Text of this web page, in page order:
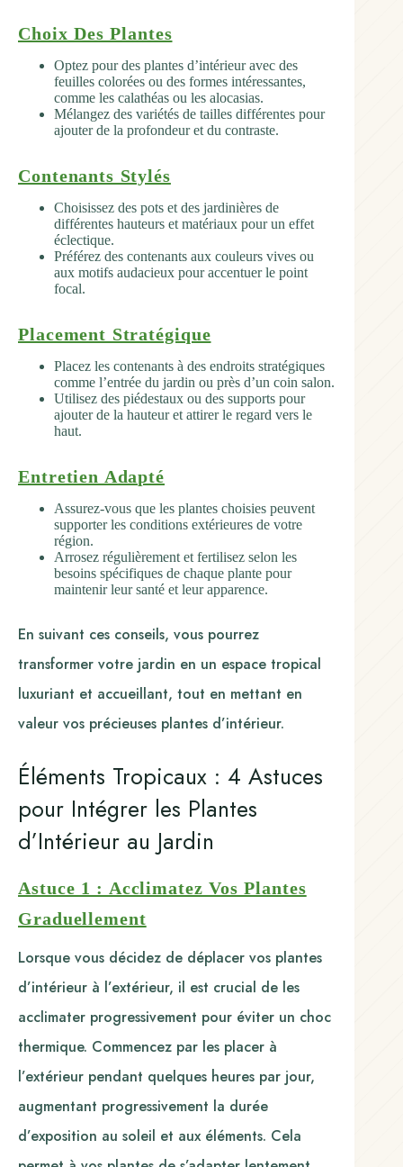
Choix Des Plantes
Optez pour des plantes d’intérieur avec des
feuilles colorées ou des formes intéressantes,
comme les calathéas ou les alocasias.
Mélangez des variétés de tailles différentes pour
ajouter de la profondeur et du contraste.
Contenants Stylés
Choisissez des pots et des jardinières de
différentes hauteurs et matériaux pour un effet
éclectique.
Préférez des contenants aux couleurs vives ou
aux motifs audacieux pour accentuer le point
focal.
Placement Stratégique
Placez les contenants à des endroits stratégiques
comme l’entrée du jardin ou près d’un coin salon.
Utilisez des piédestaux ou des supports pour
ajouter de la hauteur et attirer le regard vers le
haut.
Entretien Adapté
Assurez-vous que les plantes choisies peuvent
supporter les conditions extérieures de votre
région.
Arrosez régulièrement et fertilisez selon les
besoins spécifiques de chaque plante pour
maintenir leur santé et leur apparence.
En suivant ces conseils, vous pourrez
transformer votre jardin en un espace tropical
luxuriant et accueillant, tout en mettant en
valeur vos précieuses plantes d’intérieur.
Éléments Tropicaux : 4 Astuces
pour Intégrer les Plantes
d’Intérieur au Jardin
Astuce 1 : Acclimatez Vos Plantes
Graduellement
Lorsque vous décidez de déplacer vos plantes
d’intérieur à l’extérieur, il est crucial de les
acclimater progressivement pour éviter un choc
thermique. Commencez par les placer à
l’extérieur pendant quelques heures par jour,
augmentant progressivement la durée
d’exposition au soleil et aux éléments. Cela